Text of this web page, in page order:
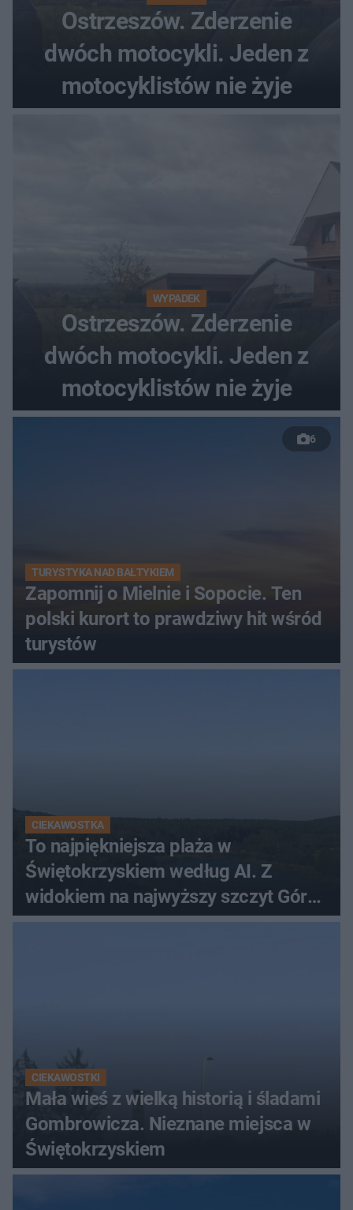
Ostrzeszów. Zderzenie
dwóch motocykli. Jeden z
motocyklistów nie żyje
WYPADEK
Ostrzeszów. Zderzenie
dwóch motocykli. Jeden z
motocyklistów nie żyje
6
TURYSTYKA NAD BAŁTYKIEM
Zapomnij o Mielnie i Sopocie. Ten
polski kurort to prawdziwy hit wśród
turystów
CIEKAWOSTKA
To najpiękniejsza plaża w
Świętokrzyskiem według AI. Z
widokiem na najwyższy szczyt Gór
Świętokrzyskich
CIEKAWOSTKI
Mała wieś z wielką historią i śladami
Gombrowicza. Nieznane miejsca w
Świętokrzyskiem